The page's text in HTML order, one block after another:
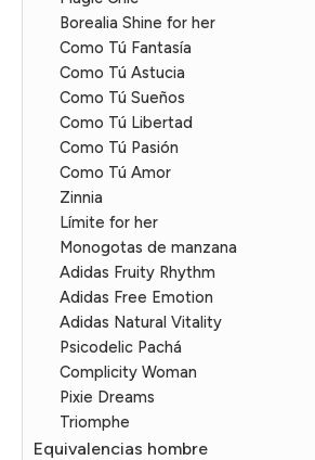
Borealia Shine for her
Como Tú Fantasía
Como Tú Astucia
Como Tú Sueños
Como Tú Libertad
Como Tú Pasión
Como Tú Amor
Zinnia
Límite for her
Monogotas de manzana
Adidas Fruity Rhythm
Adidas Free Emotion
Adidas Natural Vitality
Psicodelic Pachá
Complicity Woman
Pixie Dreams
Triomphe
Equivalencias hombre